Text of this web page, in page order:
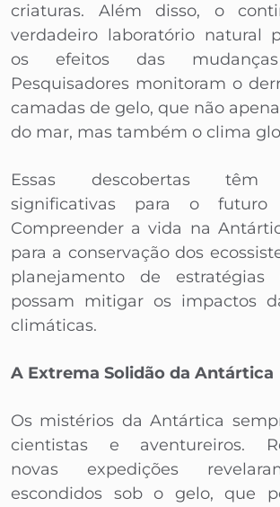
criaturas. Além disso, o
verdadeiro laboratório natural
os efeitos das mudanças
Pesquisadores monitoram o
camadas de gelo, que não
do mar, mas também o clima
Essas descobertas têm
significativas para o futuro
Compreender a vida na
para a conservação dos
planejamento de estratégias
possam mitigar os impactos
climáticas.
A Extrema Solidão da Antártica
Os mistérios da Antártica
cientistas e aventureiros.
novas expedições
escondidos sob o gelo, que